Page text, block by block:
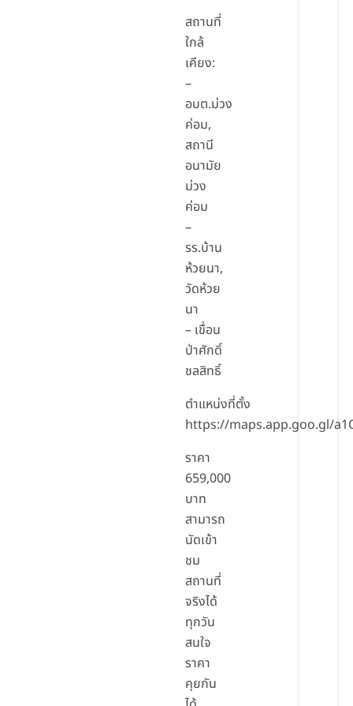
สถานที่
ใกล้
เคียง:
–
อบต.ม่วง
ค่อม,
สถานี
อนามัย
ม่วง
ค่อม
–
รร.บ้าน
ห้วยนา,
วัดห้วย
นา
– เขื่อน
ป่าศักดิ์
ชลสิทธิ์
ตำแหน่งที่ตั้ง
https://maps.app.goo.gl/
ราคา
659,000
บาท
สามารถ
นัดเข้า
ชม
สถานที่
จริงได้
ทุกวัน
สนใจ
ราคา
คุยกัน